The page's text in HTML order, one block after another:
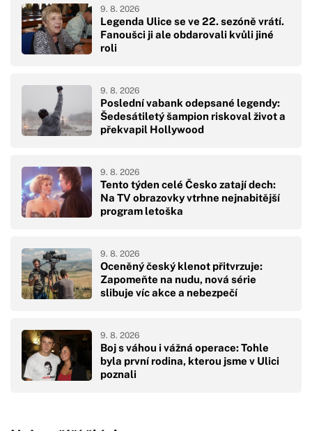
Legenda Ulice se ve 22. sezóně vrátí.
Fanoušci ji ale obdarovali kvůli jiné
roli
9. 8. 2026
Poslední vabank odepsané legendy:
Šedesátiletý šampion riskoval život a
překvapil Hollywood
9. 8. 2026
Tento týden celé Česko zatají dech:
Na TV obrazovky vtrhne nejnabitější
program letoška
9. 8. 2026
Oceněný český klenot přitvrzuje:
Zapomeňte na nudu, nová série
slibuje víc akce a nebezpečí
9. 8. 2026
Boj s váhou i vážná operace: Tohle
byla první rodina, kterou jsme v Ulici
poznali
9. 8. 2026